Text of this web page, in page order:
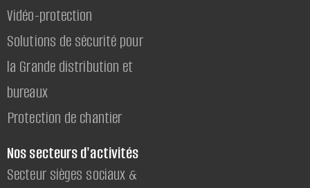
Vidéo-protection
Solutions de sécurité pour
la Grande distribution et
bureaux
Protection de chantier
Nos secteurs d'activités
Secteur sièges sociaux &